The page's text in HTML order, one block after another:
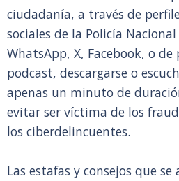
ciudadanía, a través de
sociales de la Policía
WhatsApp, X, Facebook, o
podcast, descargarse o
apenas un minuto de
evitar ser víctima de los
los ciberdelincuentes.
Las estafas y consejos que